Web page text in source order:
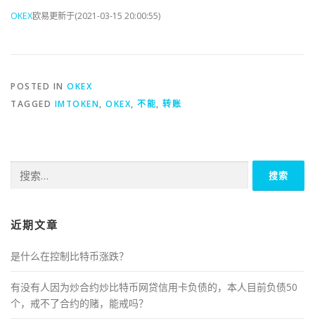
OKEX欧易更新于(2021-03-15 20:00:55)
POSTED IN OKEX
TAGGED IMTOKEN, OKEX, 不能, 转账
索：
近期文章
是什么在控制比特币涨跌？
有没有人因为炒合约炒比特币网贷信用卡负债的，本人目前负债50
个，戒不了合约的赌，能戒吗？